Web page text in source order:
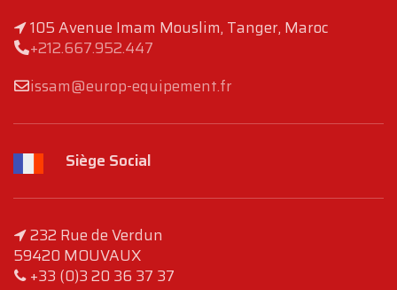
105 Avenue Imam Mouslim, Tanger, Maroc
+212.667.952.447
issam@europ-equipement.fr
Siège Social
232 Rue de Verdun
59420 MOUVAUX
+33 (0)3 20 36 37 37